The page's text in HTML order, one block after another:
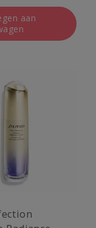
aan